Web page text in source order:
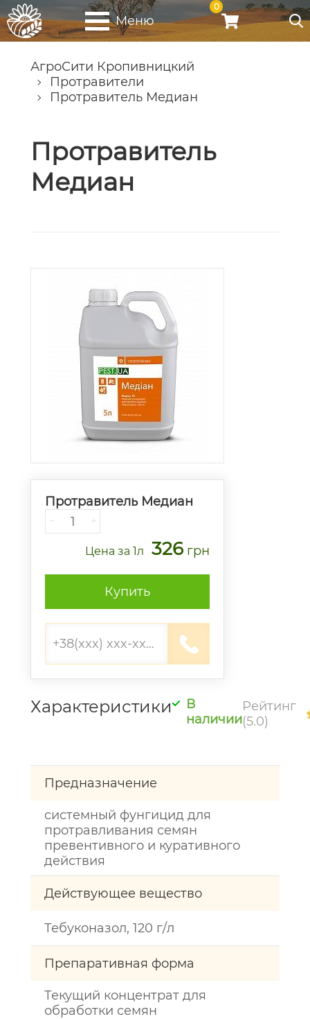
Меню
0
АгроСити Кропивницкий
Протравители
Протравитель Медиан
Протравитель
Медиан
Протравитель Медиан
− +
Цена за 1л 326 грн
Купить
Характеристики
В
наличии
Рейтинг
(5.0)
Предназначение
системный фунгицид для
протравливания семян
превентивного и куративного
действия
Действующее вещество
Тебуконазол, 120 г/л
Препаративная форма
Текущий концентрат для
обработки семян